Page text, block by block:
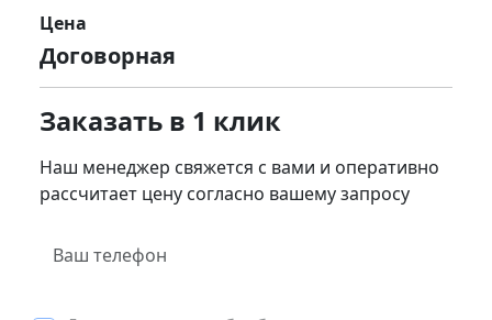
Цена
Договорная
Заказать в 1 клик
Наш менеджер свяжется с вами и оперативно
рассчитает цену согласно вашему запросу